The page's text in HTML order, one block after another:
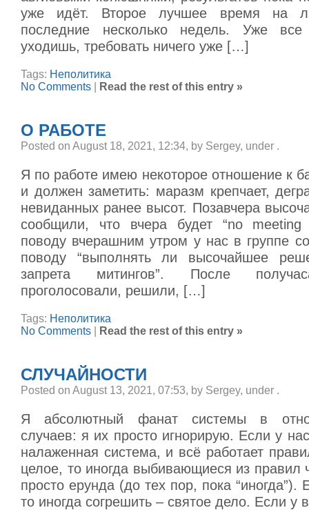
уже идёт. Второе лучшее время на
последние несколько недель. Уже
уходишь, требовать ничего уже […]
Tags: Неполитика
No Comments
Read the rest of this entry »
О РАБОТЕ
Posted on August 18, 2021, 12:34, by Sergey, under .
Я по работе имею некоторое отношение к
и должен заметить: маразм крепчает,
невиданных ранее высот. Позавчера
сообщили, что вчера будет “no
поводу вчерашним утром у нас в группе
поводу “выполнять ли высочайшее
запрета митингов”. После
проголосовали, решили, […]
Tags: Неполитика
No Comments
Read the rest of this entry »
СЛУЧАЙНОСТИ
Posted on August 13, 2021, 07:53, by Sergey, under .
Я абсолютный фанат системы в
случаев: я их просто игнорирую. Если у
налаженная система, и всё работает
целое, то иногда выбивающиеся из правил
просто ерунда (до тех пор, пока “иногда”).
то иногда согрешить – святое дело. Если у